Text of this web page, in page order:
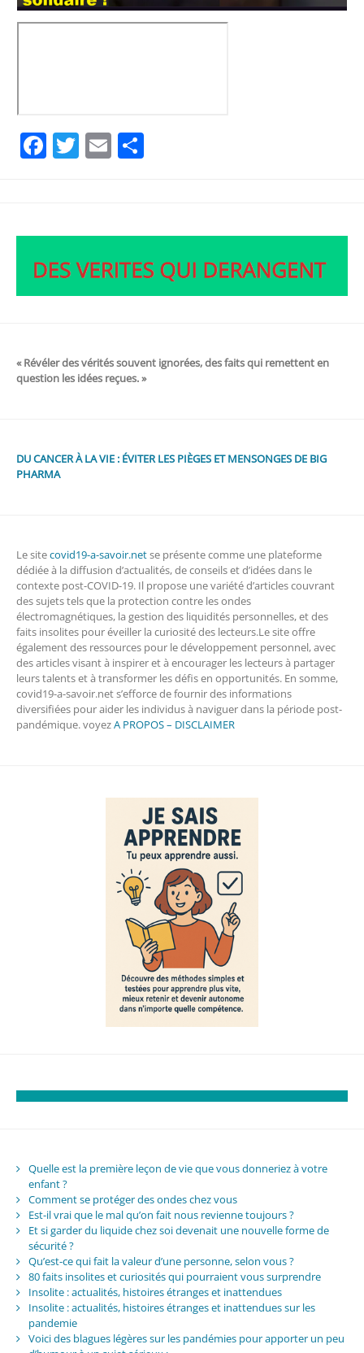
Facebook
Twitter
Email
« Révéler des vérités souvent ignorées, des faits qui remettent en
question les idées reçues. »
DU CANCER À LA VIE : ÉVITER LES PIÈGES ET MENSONGES DE BIG
PHARMA
Le sitecovid19-a-savoir.netse présente comme une plateforme
dédiée à la diffusion d’actualités, de conseils et d’idées dans le
contexte post-COVID-19. Il propose une variété d’articles couvrant
des sujets tels que la protection contre les ondes
électromagnétiques, la gestion des liquidités personnelles, et des
faits insolites pour éveiller la curiosité des lecteurs.Le site offre
également des ressources pour le développement personnel, avec
des articles visant à inspirer et à encourager les lecteurs à partager
leurs talents et à transformer les défis en opportunités. En somme,
covid19-a-savoir.net s’efforce de fournir des informations
diversifiées pour aider les individus à naviguer dans la période post-
pandémique. voyezA PROPOS – DISCLAIMER
Quelle est la première leçon de vie que vous donneriez à votre
enfant ?
Comment se protéger des ondes chez vous
Est-il vrai que le mal qu’on fait nous revienne toujours ?
Et si garder du liquide chez soi devenait une nouvelle forme de
sécurité ?
Qu’est-ce qui fait la valeur d’une personne, selon vous ?
80 faits insolites et curiosités qui pourraient vous surprendre
Insolite : actualités, histoires étranges et inattendues
Insolite : actualités, histoires étranges et inattendues sur les
pandemie
Voici des blagues légères sur les pandémies pour apporter un peu